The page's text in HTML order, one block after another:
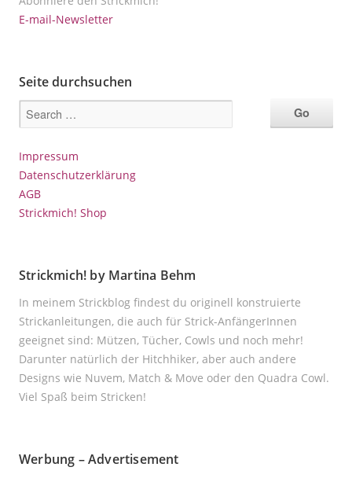
E-mail-Newsletter
Seite durchsuchen
Impressum
Datenschutzerklärung
AGB
Strickmich! Shop
Strickmich! by Martina Behm
In meinem Strickblog findest du originell konstruierte
Strickanleitungen, die auch für Strick-AnfängerInnen
geeignet sind: Mützen, Tücher, Cowls und noch mehr!
Darunter natürlich der Hitchhiker, aber auch andere
Designs wie Nuvem, Match & Move oder den Quadra Cowl.
Viel Spaß beim Stricken!
Werbung – Advertisement